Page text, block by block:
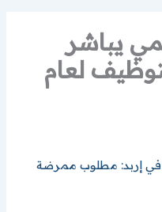
يباشر
لعام
وظائف مستشفى القواسمي 2026 في إربد: مطلوب ممرضة